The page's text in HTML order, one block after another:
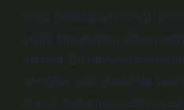
Vergi politikaları örneği
gelirli bireylerden alınan
aktarılır. Bu bireysel
ve eğitim gibi alanlarda
olarak, toplumsal refah ve